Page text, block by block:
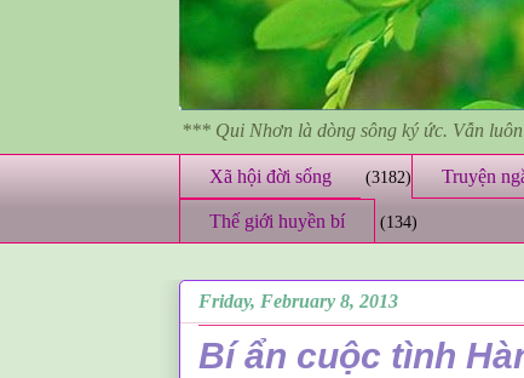
*** Qui Nhơn là dòng sông ký ức. Vẫn
Xã hội đời sống (3182) Truyện
Thế giới huyền bí (134)
Friday, February 8, 2013
Bí ẩn cuộc tình